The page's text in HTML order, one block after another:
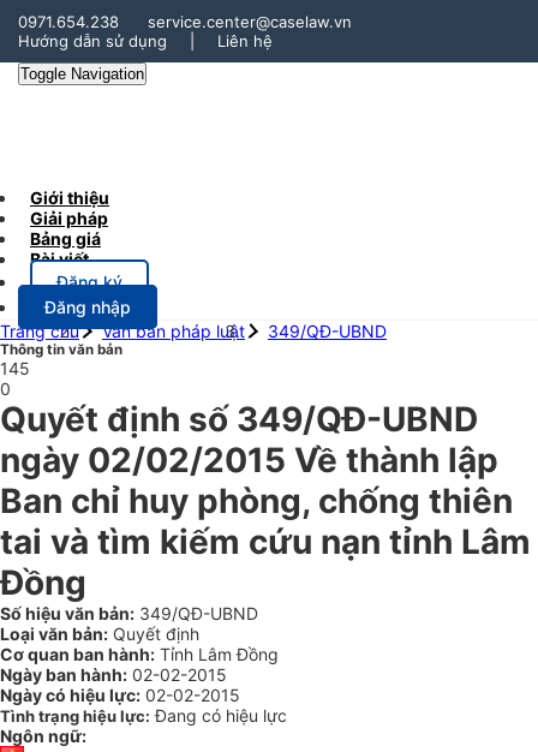
0971.654.238
service.center@caselaw.vn
Hướng dẫn sử dụng
Liên hệ
Toggle Navigation
Giới thiệu
Giải pháp
Bảng giá
Bài viết
Đăng ký
Đăng nhập
Trang chủ
Văn bản pháp luật 349/QĐ-UBND
Thông tin văn bản
145
0
Quyết định số 349/QĐ-UBND
ngày 02/02/2015 Về thành lập
Ban chỉ huy phòng, chống thiên
tai và tìm kiếm cứu nạn tỉnh Lâm
Đồng
Số hiệu văn bản: 349/QĐ-UBND
Loại văn bản: Quyết định
Cơ quan ban hành: Tỉnh Lâm Đồng
Ngày ban hành: 02-02-2015
Ngày có hiệu lực: 02-02-2015
Tình trạng hiệu lực: Đang có hiệu lực
Ngôn ngữ: